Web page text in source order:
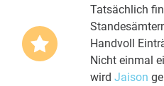
Tatsächlich
Handvoll
Nicht einmal
wird Jaison